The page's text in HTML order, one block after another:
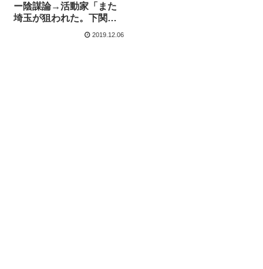
ー陰謀論→活動家「また
埼玉が狙われた。下関市
で安倍批判、そして殺さ
2019.12.06